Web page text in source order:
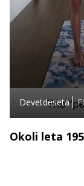
Devetdeseta
Okoli leta